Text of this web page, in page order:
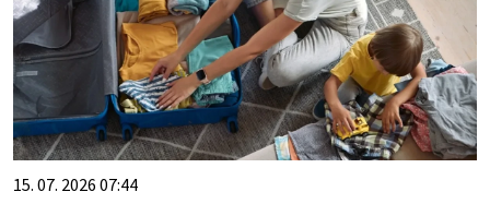
15. 07. 2026 07:44